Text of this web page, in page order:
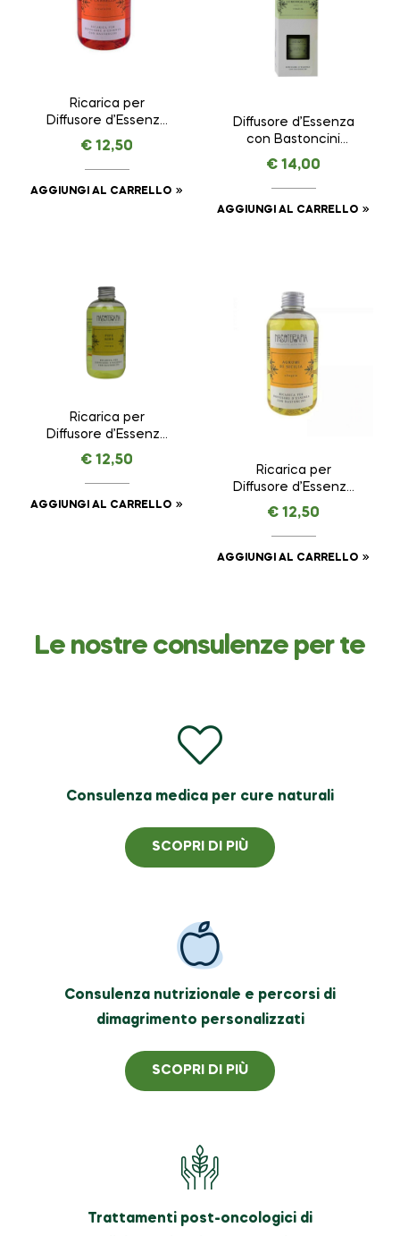
Ricarica per
Diffusore d’Essenza
con Bastoncini
Arancio Dolce e
Cannella – Creatività
– NASOTERAPIA da
€ 12,50
AGGIUNGI AL CARRELLO
Diffusore d’Essenza
con Bastoncini
Verbena e
Lemongrass –
Vitalità –
NASOTERAPIA da 100
€ 14,00
AGGIUNGI AL CARRELLO
Ricarica per
Diffusore d’Essenza
con Bastoncini Pepe
Nero – Energia –
NASOTERAPIA da 250
ml
€ 12,50
AGGIUNGI AL CARRELLO
Ricarica per
Diffusore d’Essenza
con Bastoncini
Agrumi di Sicilia –
Allegria –
NASOTERAPIA da 250
€ 12,50
AGGIUNGI AL CARRELLO
Le nostre consulenze per te
Consulenza medica per cure naturali
SCOPRI DI PIÙ
Consulenza nutrizionale e percorsi di
dimagrimento personalizzati
SCOPRI DI PIÙ
Trattamenti post-oncologici di